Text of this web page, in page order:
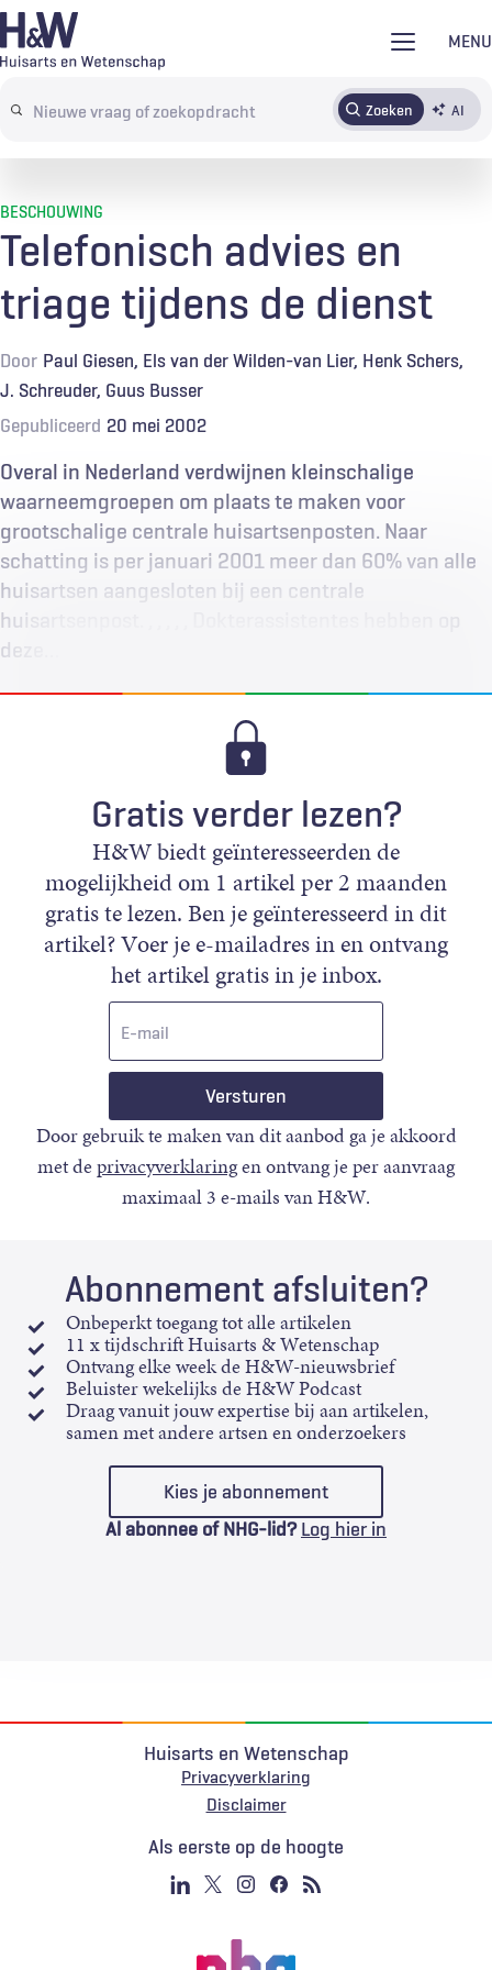
Overslaan
en
de
MENU
Search
terms
Zoeken AI
AbonnerenTijdschrift Inloggen
BESCHOUWING
Telefonisch advies en
triage tijdens de dienst
Door Paul Giesen Els van der Wilden-van Lier Henk Schers
J. Schreuder Guus Busser
Gepubliceerd 20 mei 2002
Overal in Nederland verdwijnen kleinschalige
waarneemgroepen om plaats te maken voor
grootschalige centrale huisartsenposten. Naar
schatting is per januari 2001 meer dan 60% van alle
huisartsen aangesloten bij een centrale
huisartsenpost. , , , , , Dokterassistentes hebben op
deze…
Gratis verder lezen?
H&W biedt geïnteresseerden de
mogelijkheid om 1 artikel per 2 maanden
gratis te lezen. Ben je geïnteresseerd in dit
artikel? Voer je e-mailadres in en ontvang
het artikel gratis in je inbox.
Door gebruik te maken van dit aanbod ga je akkoord
met deprivacyverklaringen ontvang je per aanvraag
maximaal 3 e-mails van H&W.
Abonnement afsluiten?
Onbeperkt toegang tot alle artikelen
11 x tijdschrift Huisarts & Wetenschap
Ontvang elke week de H&W-nieuwsbrief
Beluister wekelijks de H&W Podcast
Draag vanuit jouw expertise bij aan artikelen,
samen met andere artsen en onderzoekers
Kies je abonnement
Al abonnee of NHG-lid? Log hier in
Huisarts en Wetenschap
Privacyverklaring
Voet
Disclaimer
Als eerste op de hoogte